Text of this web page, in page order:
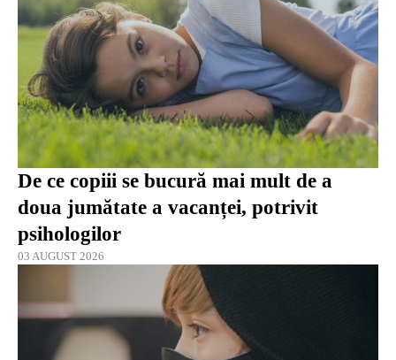
De ce copiii se bucură mai mult de a
doua jumătate a vacanței, potrivit
psihologilor
03 AUGUST 2026